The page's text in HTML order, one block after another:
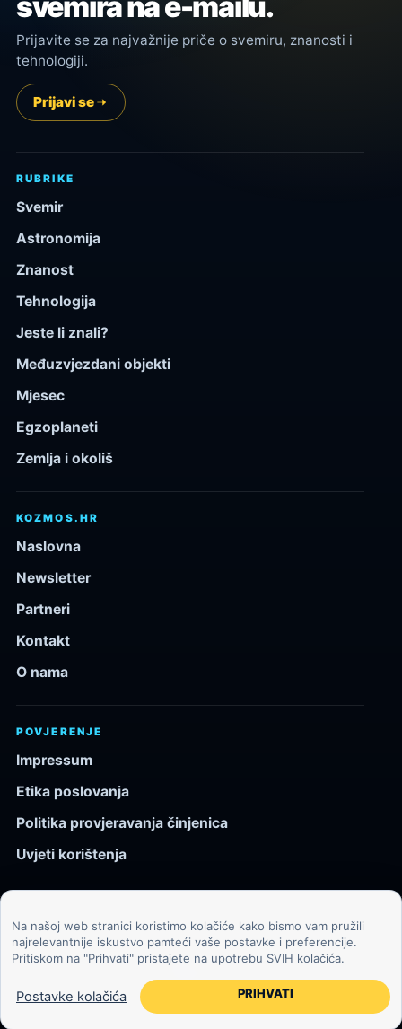
Prijavite se za najvažnije priče o svemiru, znanosti i
tehnologiji.
Prijavi se
RUBRIKE
Svemir
Astronomija
Znanost
Tehnologija
Jeste li znali?
Međuzvjezdani objekti
Mjesec
Egzoplaneti
Zemlja i okoliš
KOZMOS.HR
Naslovna
Newsletter
Partneri
Kontakt
O nama
POVJERENJE
Impressum
Etika poslovanja
Politika provjeravanja činjenica
Uvjeti korištenja
© 2026 Kozmos.hr. Sva prava pridržana.
Svemir, znanost, tehnologija i velike ideje za znatiželjne
čitatelje.
Na našoj web stranici koristimo kolačiće kako bismo vam pružili
najrelevantnije iskustvo pamteći vaše postavke i preferencije.
Pritiskom na "Prihvati" pristajete na upotrebu SVIH kolačića.
Postavke kolačića PRIHVATI